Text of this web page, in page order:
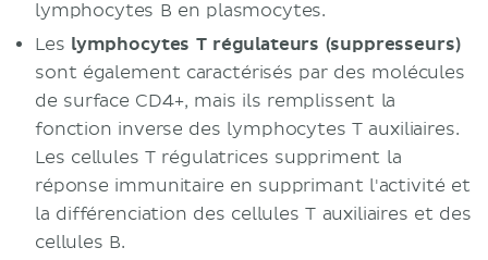
lymphocytes B en plasmocytes.
Les lymphocytes T régulateurs (suppresseurs)
sont également caractérisés par des molécules
de surface CD4+, mais ils remplissent la
fonction inverse des lymphocytes T auxiliaires.
Les cellules T régulatrices suppriment la
réponse immunitaire en supprimant l'activité et
la différenciation des cellules T auxiliaires et des
cellules B.